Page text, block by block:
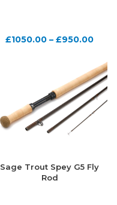
£1050.00 –£950.00
Sage Trout Spey G5 Fly
Rod